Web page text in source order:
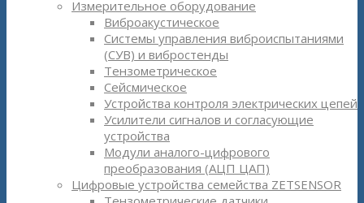
Измерительное оборудование
Виброакустическое
Системы управления виброиспытаниями
(СУВ) и вибростенды
Тензометрическое
Сейсмическое
Устройства контроля электрических цепей
Усилители сигналов и согласующие
устройства
Модули аналого-цифрового
преобразования (АЦП ЦАП)
Цифровые устройства семейства ZETSENSOR